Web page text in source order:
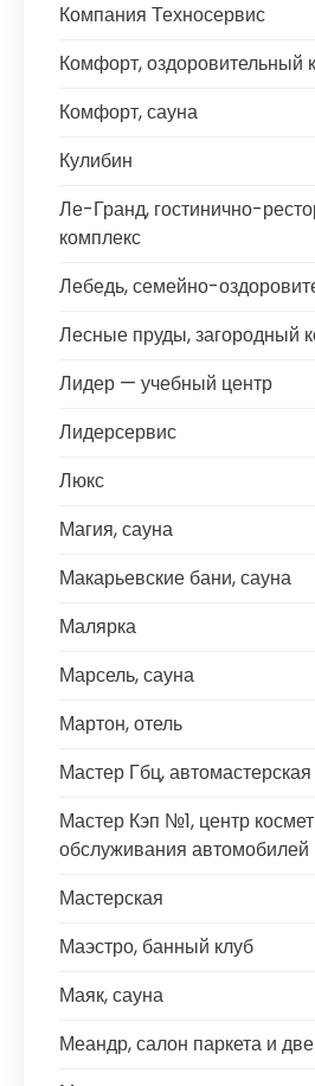
Компания Техносервис
Комфорт, оздоровительный
Комфорт, сауна
Кулибин
Ле-Гранд, гостинично-
комплекс
Лебедь, семейно-
Лесные пруды, загородный
Лидер — учебный центр
Лидерсервис
Люкс
Магия, сауна
Макарьевские бани, сауна
Малярка
Марсель, сауна
Мартон, отель
Мастер Гбц,
Мастер Кэп №1, центр
обслуживания автомобилей
Мастерская
Маэстро, банный клуб
Маяк, сауна
Меандр, салон паркета и